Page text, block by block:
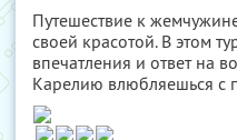
Путешествие к
своей красотой. В этом
впечатления и ответ на
Карелию влюбляешься с